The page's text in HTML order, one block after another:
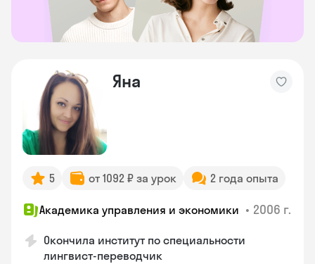
Яна
5 от 1092 ₽ за урок 2 года опыта
Академика управления и экономики • 2006 г.
Окончила институт по специальности
лингвист-переводчик